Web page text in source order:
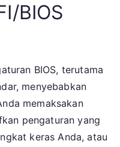
BIOS
BIOS, terutama
menyebabkan
memaksakan
pengaturan yang
keras Anda, atau